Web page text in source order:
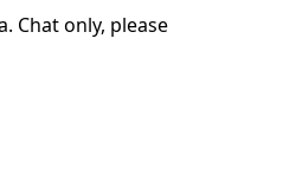
Chat only, please